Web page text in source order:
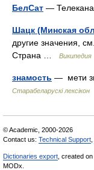
БелСат —
Шацк (Минская
другие значения,
Страна …
Википедия
знамость —  мети
Старабеларускі лексікон
© Academic, 2000-2026
Contact us: Technical Support
Dictionaries export , created on
MODx.